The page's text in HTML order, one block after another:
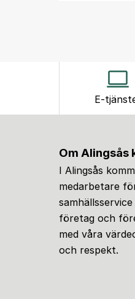
E-
Om Alingsås
I Alingsås
medarbetare
företag och
med våra
och respekt.